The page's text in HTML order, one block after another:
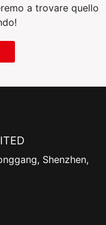
a trovare quello
Shenzhen,